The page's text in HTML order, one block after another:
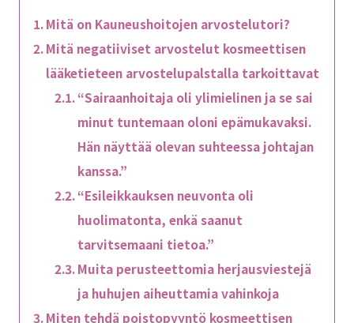
Mitä on Kauneushoitojen arvostelutori?
Mitä negatiiviset arvostelut kosmeettisen
lääketieteen arvostelupalstalla tarkoittavat
“Sairaanhoitaja oli ylimielinen ja se sai
minut tuntemaan oloni epämukavaksi.
Hän näyttää olevan suhteessa johtajan
kanssa.”
“Esileikkauksen neuvonta oli
huolimatonta, enkä saanut
tarvitsemaani tietoa.”
Muita perusteettomia herjausviestejä
ja huhujen aiheuttamia vahinkoja
Miten tehdä poistopyyntö kosmeettisen